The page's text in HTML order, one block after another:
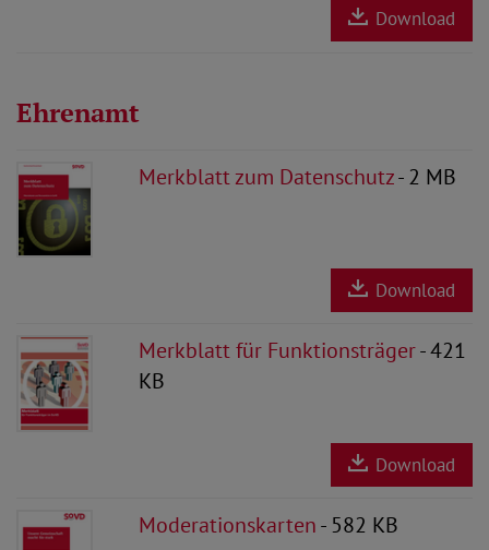
Download
Ehrenamt
Merkblatt zum Datenschutz- 2 MB
Download
Merkblatt für Funktionsträger- 421
KB
Download
Moderationskarten- 582 KB